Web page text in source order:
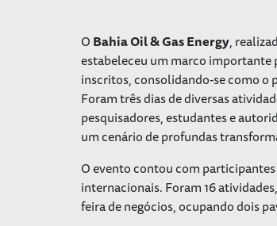
OBahia Oil & Gas Energy,
estabeleceu um marco importante
inscritos, consolidando-se como o
Foram três dias de diversas
pesquisadores, estudantes e
um cenário de profundas
O evento contou com participantes
internacionais. Foram 16
feira de negócios, ocupando dois